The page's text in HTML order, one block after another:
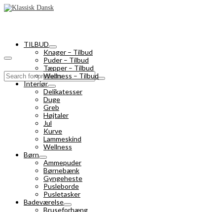
Search
for:
TILBUD
Knager – Tilbud
Puder – Tilbud
Tæpper – Tilbud
Wellness – Tilbud
Interiør
Delikatesser
Duge
Greb
Højtaler
Jul
Kurve
Lammeskind
Wellness
Børn
Ammepuder
Børnebænk
Gyngeheste
Pusleborde
Pusletasker
Badeværelse
Bruseforhæng